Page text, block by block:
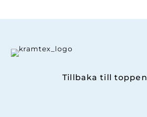
Tillbaka till toppen